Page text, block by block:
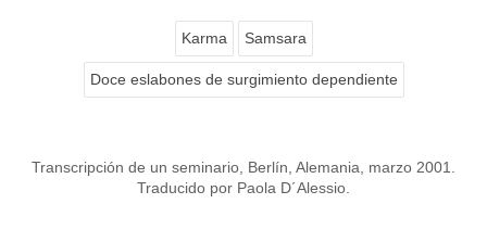
Karma Samsara
Doce eslabones de surgimiento dependiente
Transcripción de un seminario, Berlín, Alemania, marzo 2001.
Traducido por Paola D´Alessio.